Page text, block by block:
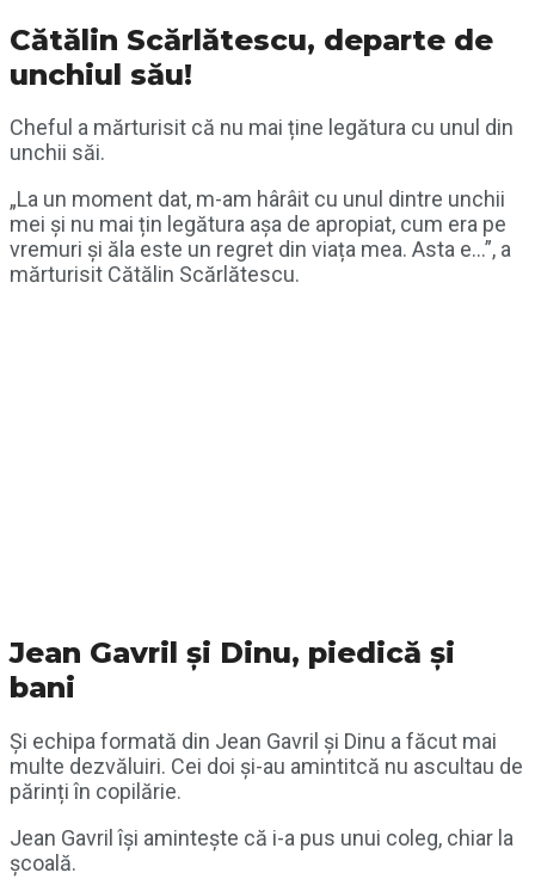
Cătălin Scărlătescu, departe de
unchiul său!
Cheful a mărturisit că nu mai ține legătura cu unul din
unchii săi.
„La un moment dat, m-am hârâit cu unul dintre unchii
mei și nu mai țin legătura așa de apropiat, cum era pe
vremuri și ăla este un regret din viața mea. Asta e…”, a
mărturisit Cătălin Scărlătescu.
Jean Gavril și Dinu, piedică și
bani
Și echipa formată din Jean Gavril și Dinu a făcut mai
multe dezvăluiri. Cei doi și-au amintitcă nu ascultau de
părinți în copilărie.
Jean Gavril își amintește că i-a pus unui coleg, chiar la
școală.